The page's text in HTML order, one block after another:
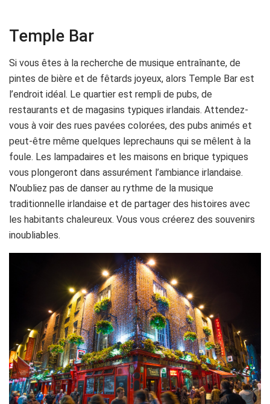
Temple Bar
Si vous êtes à la recherche de musique entraînante, de
pintes de bière et de fêtards joyeux, alors Temple Bar est
l’endroit idéal. Le quartier est rempli de pubs, de
restaurants et de magasins typiques irlandais. Attendez-
vous à voir des rues pavées colorées, des pubs animés et
peut-être même quelques leprechauns qui se mêlent à la
foule. Les lampadaires et les maisons en brique typiques
vous plongeront dans assurément l’ambiance irlandaise.
N’oubliez pas de danser au rythme de la musique
traditionnelle irlandaise et de partager des histoires avec
les habitants chaleureux. Vous vous créerez des souvenirs
inoubliables.